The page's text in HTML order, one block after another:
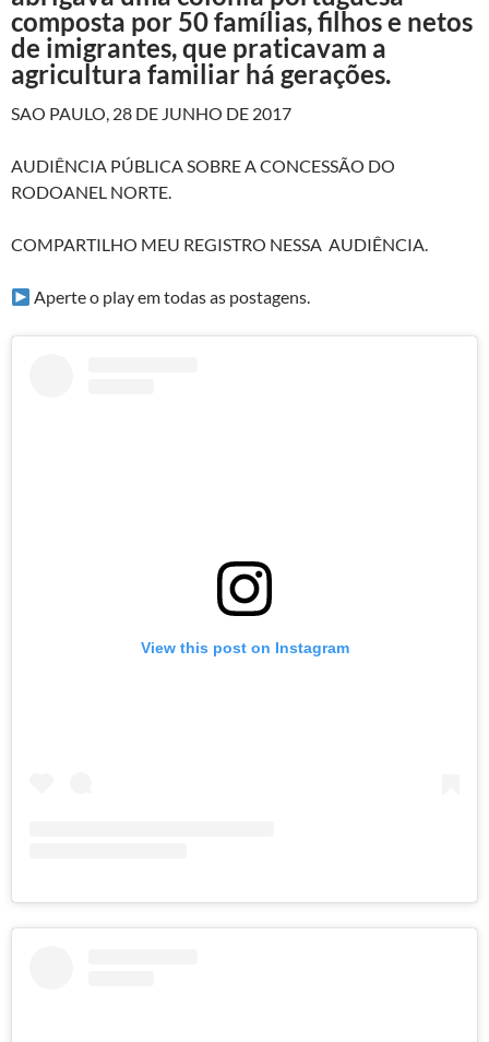
composta por 50 famílias, filhos e netos
de imigrantes, que praticavam a
agricultura familiar há gerações.
SAO PAULO, 28 DE JUNHO DE 2017
AUDIÊNCIA PÚBLICA SOBRE A CONCESSÃO DO
RODOANEL NORTE.
COMPARTILHO MEU REGISTRO NESSA AUDIÊNCIA.
Aperte o play em todas as postagens.
View this post on Instagram